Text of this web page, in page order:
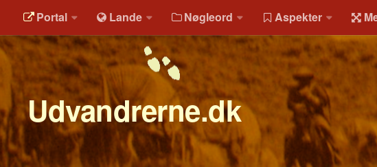
Portal Lande Nøgleord Aspekter
Udvandrerne.dk